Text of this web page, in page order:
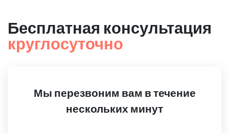
Бесплатная консультация
круглосуточно
Мы перезвоним вам в течение
нескольких минут